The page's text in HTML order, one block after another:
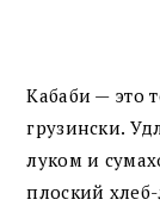
Кабаби — это
грузински.
луком и
плоский